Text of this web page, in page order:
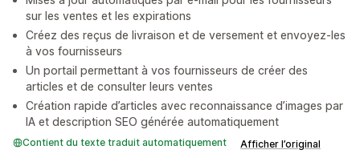
sur les ventes et les expirations
Créez des reçus de livraison et de versement et envoyez-les
à vos fournisseurs
Un portail permettant à vos fournisseurs de créer des
articles et de consulter leurs ventes
Création rapide d’articles avec reconnaissance d’images par
IA et description SEO générée automatiquement
Contient du texte traduit automatiquement Afficher l’original